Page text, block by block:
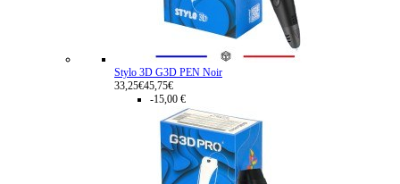
Stylo 3D G3D PEN Noir
33,25€45,75€
-15,00 €